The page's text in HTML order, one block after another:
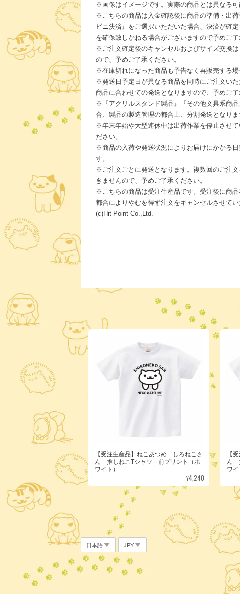
※画像はイメージです。実際の商品とは異なる可
※こちらの商品は入金確認後に商品の準備・出
ビニ決済』をご選択いただいた場合、決済が確
を確保致しかねる場合がございますので予めご了
※ご注文確定後のキャンセルおよびサイズ交換
ので、予めご了承ください。
※在庫切れになった商品も予告なく再販売する場
※発送日予定日が異なる商品を同時にご注文い
商品に合わせての発送となりますので、予めご了
※『アクリルスタンド製品』『その他文具系商
合、製品の製造管理の都合上、分割発送となりま
※年末年始や大型連休中は出荷作業を停止させ
ださい。
※商品の入荷や発送状況によりお届けにかかる
す。
※ご注文ごとに発送となります。複数回のご注
きませんので、予めご了承ください。
※こちらの商品は受注生産品です。受注後に商
都合によりやむを得ず注文をキャンセルさせてい
(c)Hit-Point Co.,Ltd.
【受注生産品】ねこあつめ しろねこさ
ん 推しねこTシャツ 前プリント（ホ
ワイト）
¥4,240
【
ん
ワイ